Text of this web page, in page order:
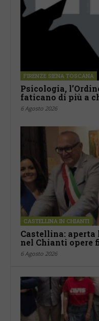
FIRENZE SIENA TOSCANA
Psicologia,
faticano di più a
6 Agosto 2026
CASTELLINA IN CHIANTI
Castellina:
nel Chianti opere
6 Agosto 2026